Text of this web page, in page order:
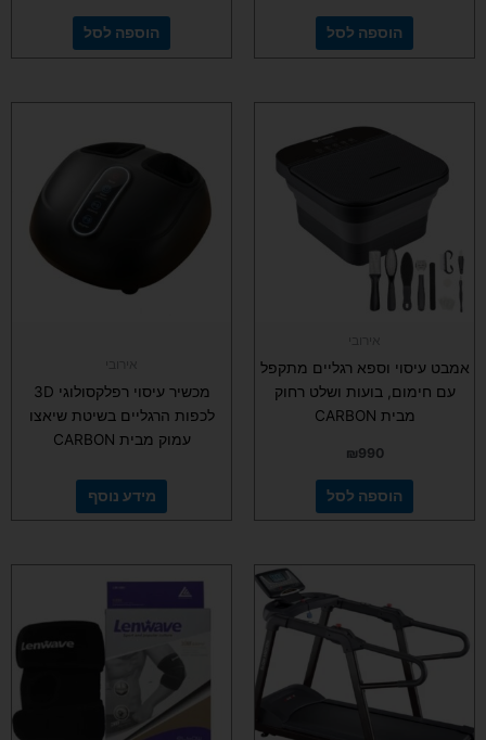
הוספה לסל הוספה לסל
אמבט עיסוי וספא רגליים מתקפל
עם חימום, בועות ושלט רחוק
מבית CARBON
₪990
הוספה לסל
מכשיר עיסוי רפלקסולוגי 3D
לכפות הרגליים בשיטת שיאצו
עמוק מבית CARBON
מידע נוסף